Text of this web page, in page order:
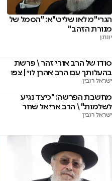
הגרי"מ לאו שליט"א: "הסמל של
מנורת הזהב"
יונתן
סודו של הרב אורי זהר \ פרשת
בהעלותך עם הרב אהרן לוי | צפו
ישראל רובין
מחשבת הפרשה: "כיצד נגיע
לשלמות" \ הרב אריאל שחר
ישראל רובין